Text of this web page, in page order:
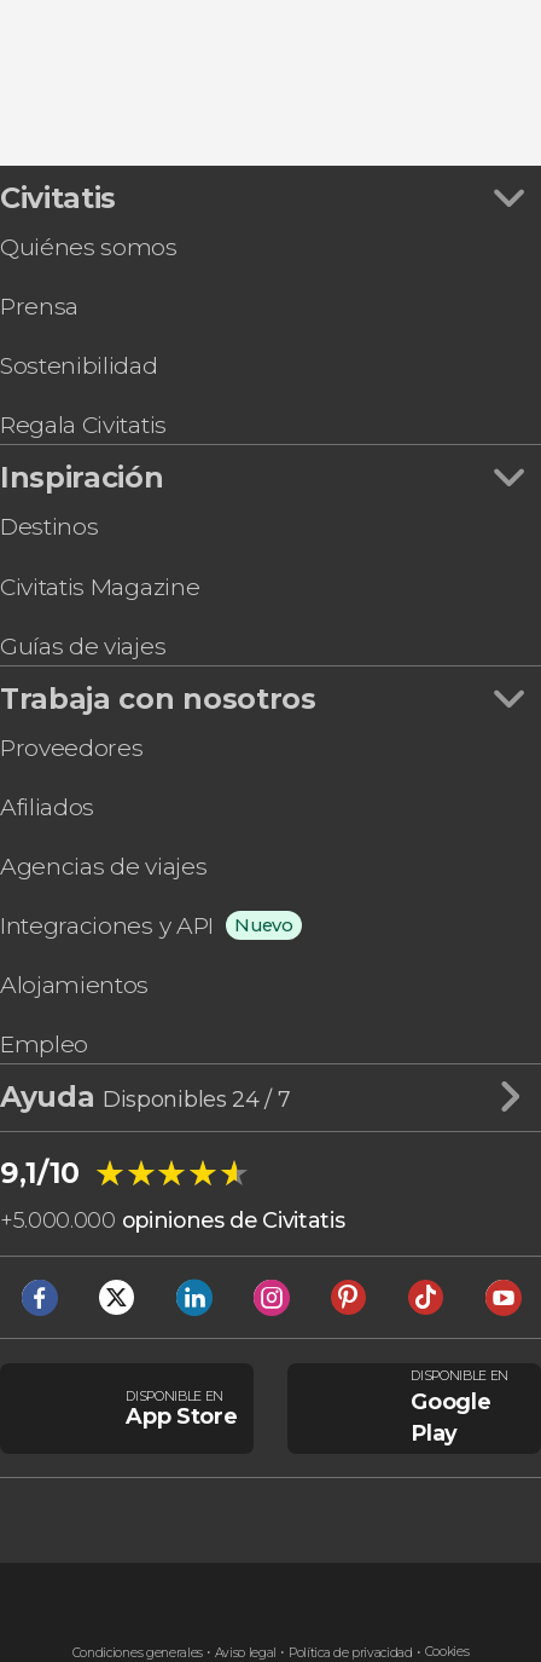
Civitatis
Quiénes somos
Prensa
Sostenibilidad
Regala Civitatis
Inspiración
Destinos
Civitatis Magazine
Guías de viajes
Trabaja con nosotros
Proveedores
Afiliados
Agencias de viajes
Integraciones y API Nuevo
Alojamientos
Empleo
Ayuda Disponibles 24 / 7
9,1/10 ★★★★★
★★★★★
+5.000.000 opiniones de Civitatis
DISPONIBLE EN
App Store
DISPONIBLE EN
Google
Play
Condiciones generales Aviso legal Política de privacidad Cookies